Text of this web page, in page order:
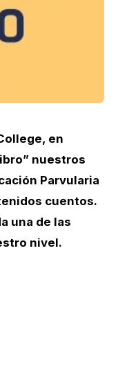
en
nuestros
Parvularia
cuentos.
una de las
nivel.